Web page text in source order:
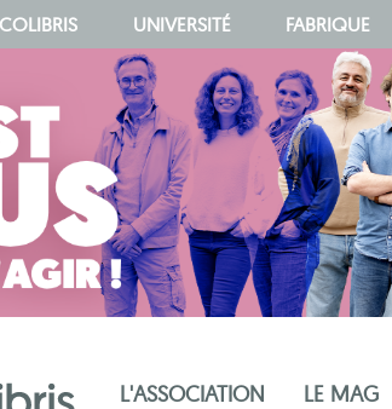
COLIBRIS UNIVERSITÉ FABRIQUE
L'ASSOCIATION LE MAG